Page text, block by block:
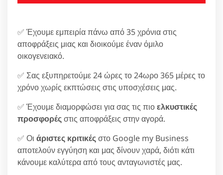
✅ Έχουμε εμπειρία πάνω από 35 χρόνια στις
αποφράξεις μιας και διοικούμε έναν όμιλο
οικογενειακό.
✅ Σας εξυπηρετούμε 24 ώρες το 24ωρο 365 μέρες το
χρόνο χωρίς εκπτώσεις στις υποσχέσεις μας.
✅ Έχουμε διαμορφώσει για σας τις πιοελκυστικές
προσφορέςστις αποφράξεις στην αγορά.
✅ Οι άριστες κριτικέςστο Google my Business
αποτελούν εγγύηση και μας δίνουν χαρά, διότι κάτι
κάνουμε καλύτερα από τους ανταγωνιστές μας.